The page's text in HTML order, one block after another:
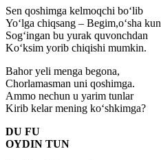
Sen qoshimga kelmoqchi bo‘lib
Yo‘lga chiqsang – Begim,o‘sha kun
Sog‘ingan bu yurak quvonchdan
Ko‘ksim yorib chiqishi mumkin.
Bahor yeli menga begona,
Chorlamasman uni qoshimga.
Ammo nechun u yarim tunlar
Kirib kelar mening ko‘shkimga?
DU FU
OYDIN TUN